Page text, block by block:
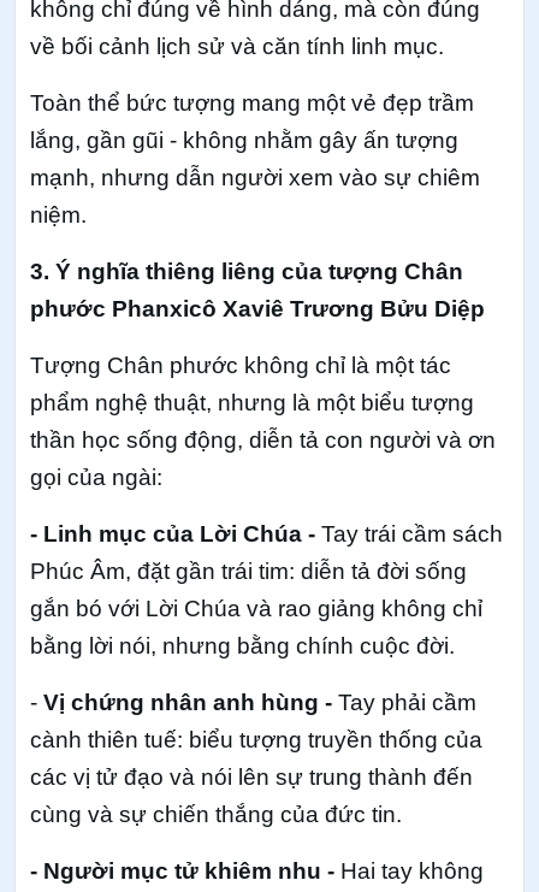
không chỉ đúng về hình dáng, mà còn đúng
về bối cảnh lịch sử và căn tính linh mục.
Toàn thể bức tượng mang một vẻ đẹp trầm
lắng, gần gũi - không nhằm gây ấn tượng
mạnh, nhưng dẫn người xem vào sự chiêm
niệm.
3. Ý nghĩa thiêng liêng của tượng Chân
phước Phanxicô Xaviê Trương Bửu Diệp
Tượng Chân phước không chỉ là một tác
phẩm nghệ thuật, nhưng là một biểu tượng
thần học sống động, diễn tả con người và ơn
gọi của ngài:
- Linh mục của Lời Chúa - Tay trái cầm sách
Phúc Âm, đặt gần trái tim: diễn tả đời sống
gắn bó với Lời Chúa và rao giảng không chỉ
bằng lời nói, nhưng bằng chính cuộc đời.
- Vị chứng nhân anh hùng - Tay phải cầm
cành thiên tuế: biểu tượng truyền thống của
các vị tử đạo và nói lên sự trung thành đến
cùng và sự chiến thắng của đức tin.
- Người mục tử khiêm nhu - Hai tay không